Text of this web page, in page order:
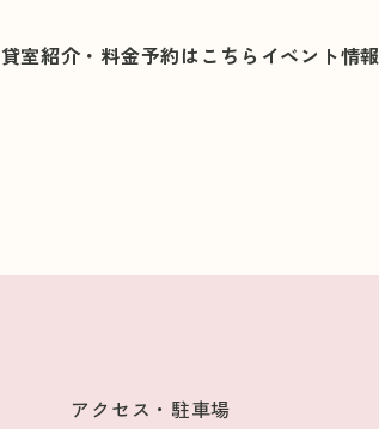
貸室紹介・料金予約はこちら イベント情報
アクセス・駐車場